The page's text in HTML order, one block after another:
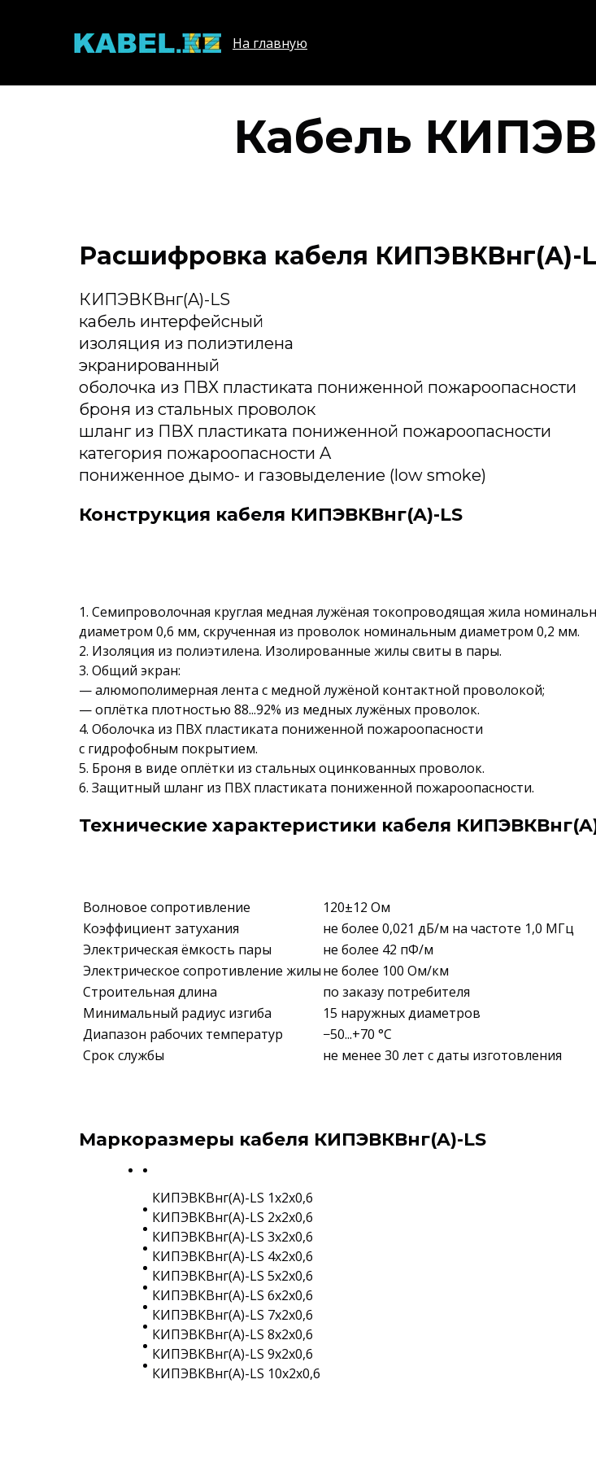
На главную
Кабель
Расшифровка кабеля КИПЭВКВнг(A)-
КИПЭВКВнг(A)-LS
кабель интерфейсный
изоляция из полиэтилена
экранированный
оболочка из ПВХ пластиката пониженной пожароопасности
броня из стальных проволок
шланг из ПВХ пластиката пониженной пожароопасности
категория пожароопасности A
пониженное дымо- и газовыделение (low smoke)
Конструкция кабеля КИПЭВКВнг(A)-LS
1. Семипроволочная круглая медная лужёная токопроводящая жила
диаметром 0,6 мм, скрученная из проволок номинальным диаметром 0,2 мм.
2. Изоляция из полиэтилена. Изолированные жилы свиты в пары.
3. Общий экран:
— алюмополимерная лента с медной лужёной контактной проволокой;
— оплётка плотностью 88...92% из медных лужёных проволок.
4. Оболочка из ПВХ пластиката пониженной пожароопасности
с гидрофобным покрытием.
5. Броня в виде оплётки из стальных оцинкованных проволок.
6. Защитный шланг из ПВХ пластиката пониженной пожароопасности.
Технические характеристики кабеля
Волновое сопротивление
120±12 Ом
Коэффициент затухания
не более 0,021 дБ/м на частоте 1,0 МГц
Электрическая ёмкость пары
не более 42 пФ/м
Электрическое сопротивление жилыне более 100 Ом/км
Строительная длина
по заказу потребителя
Минимальный радиус изгиба
15 наружных диаметров
Диапазон рабочих температур
−50...+70 °C
Срок службы
не менее 30 лет с даты изготовления
Маркоразмеры кабеля КИПЭВКВнг(A)-LS
КИПЭВКВнг(A)-LS 1х2х0,6
КИПЭВКВнг(A)-LS 2х2х0,6
КИПЭВКВнг(A)-LS 3х2х0,6
КИПЭВКВнг(A)-LS 4х2х0,6
КИПЭВКВнг(A)-LS 5х2х0,6
КИПЭВКВнг(A)-LS 6х2х0,6
КИПЭВКВнг(A)-LS 7х2х0,6
КИПЭВКВнг(A)-LS 8х2х0,6
КИПЭВКВнг(A)-LS 9х2х0,6
КИПЭВКВнг(A)-LS 10х2х0,6